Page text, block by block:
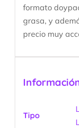
formato
grasa, y
precio muy
Tipo